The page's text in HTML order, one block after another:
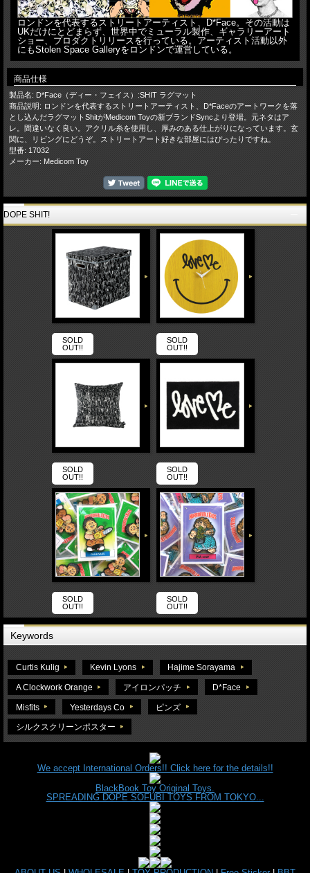
ロンドンを代表するストリートアーティスト、D*Face。その活動は
UKだけにとどまらず、世界中でミューラル製作、ギャラリーアート
ショー、プロダクトリリースを行っている。アーティスト活動以外
にもStolen Space Galleryをロンドンで運営している。
商品仕様
製品名: D*Face（ディー・フェイス）:SHIT ラグマット
商品説明: ロンドンを代表するストリートアーティスト、D*Faceのアートワークを落
とし込んだラグマットShitがMedicom Toyの新ブランドSyncより登場。元ネタはア
レ。間違いなく良い。アクリル糸を使用し、厚みのある仕上がりになっています。玄
関に、リビングにどうぞ。ストリートアート好きな部屋にはぴったりですね。
型番: 17032
メーカー: Medicom Toy
DOPE SHIT!
SOLD
OUT!!
SOLD
OUT!!
SOLD
OUT!!
SOLD
OUT!!
SOLD
OUT!!
SOLD
OUT!!
Keywords
Curtis Kulig Kevin Lyons Hajime Sorayama
A Clockwork Orange アイロンパッチ D*Face
Misfits Yesterdays Co ピンズ
シルクスクリーンポスター
We accept International Orders!! Click here for the details!!
BlackBook Toy Original Toys.
SPREADING DOPE SOFUBI TOYS FROM TOKYO...